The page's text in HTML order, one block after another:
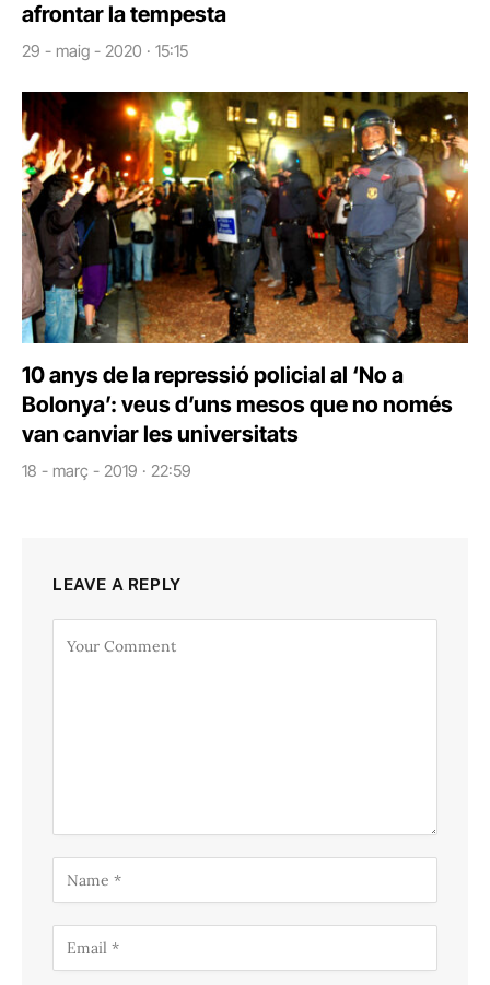
afrontar la tempesta
29 - maig - 2020 · 15:15
10 anys de la repressió policial al ‘No a
Bolonya’: veus d’uns mesos que no només
van canviar les universitats
18 - març - 2019 · 22:59
LEAVE A REPLY